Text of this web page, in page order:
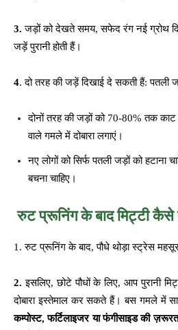
3. जड़ों को देखते समय, सफेद रंग नई ग्रोथ
जड़ें पुरानी होती हैं।
4. दो तरह की जड़ें दिखाई दे सकती हैं:
दोनों तरह की जड़ों को 70-80% तक काट
वाले गमले में दोबारा लगाएं।
नए लोगों को सिर्फ पतली जड़ों को हटाना
बचना चाहिए।
रुट प्रूनिंग के बाद मिट्टी कैसे
1. रुट प्रूनिंग के बाद, पौधे थोड़ा स्ट्रेस
2. इसलिए, छोटे पौधों के लिए, आप पुरानी
दोबारा इस्तेमाल कर सकते हैं। बस गमले में
कम्पोस्ट, फर्टिलाइजर या फंगीसाइड की